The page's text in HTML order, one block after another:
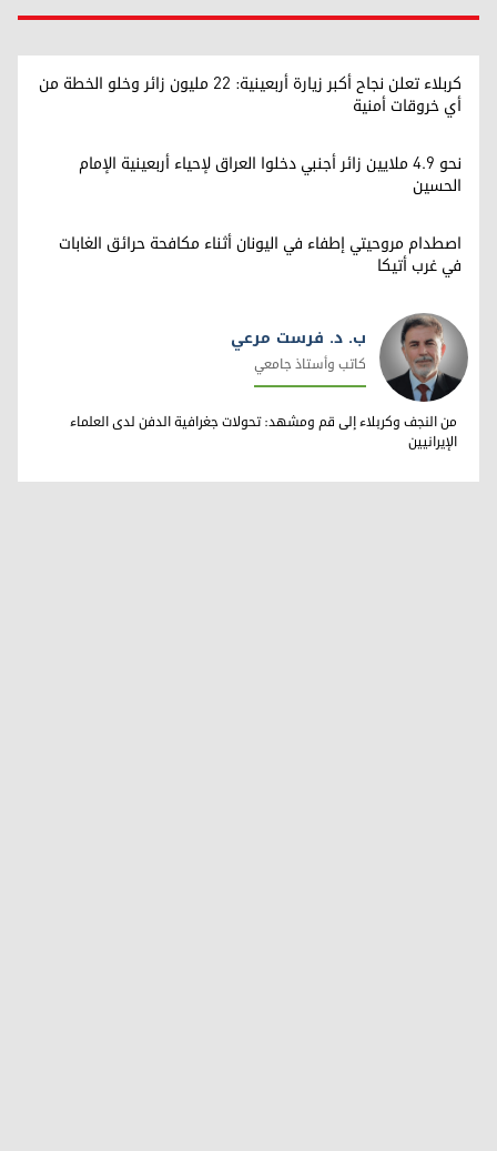
كربلاء تعلن نجاح أكبر زيارة أربعينية: 22 مليون زائر وخلو الخطة من
أي خروقات أمنية
نحو 4.9 ملايين زائر أجنبي دخلوا العراق لإحياء أربعينية الإمام
الحسين
اصطدام مروحيتي إطفاء في اليونان أثناء مكافحة حرائق الغابات
في غرب أتيكا
ب. د. فرست مرعي
ب. د. فرست مرعي
كاتب وأستاذ جامعي
من النجف وكربلاء إلى قم ومشهد: تحولات جغرافية الدفن لدى العلماء
الإيرانيين